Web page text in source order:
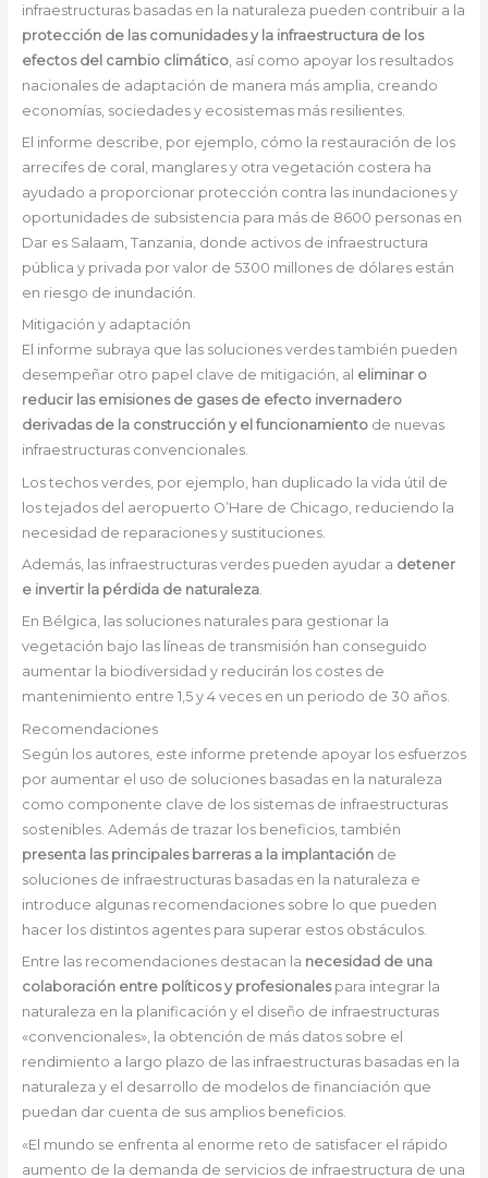
infraestructuras basadas en la naturaleza pueden contribuir a la
protección de las comunidades y la infraestructura de los
efectos del cambio climático, así como apoyar los resultados
nacionales de adaptación de manera más amplia, creando
economías, sociedades y ecosistemas más resilientes.
El informe describe, por ejemplo, cómo la restauración de los
arrecifes de coral, manglares y otra vegetación costera ha
ayudado a proporcionar protección contra las inundaciones y
oportunidades de subsistencia para más de 8600 personas en
Dar es Salaam, Tanzania, donde activos de infraestructura
pública y privada por valor de 5300 millones de dólares están
en riesgo de inundación.
Mitigación y adaptación
El informe subraya que las soluciones verdes también pueden
desempeñar otro papel clave de mitigación, al eliminar o
reducir las emisiones de gases de efecto invernadero
derivadas de la construcción y el funcionamiento de nuevas
infraestructuras convencionales.
Los techos verdes, por ejemplo, han duplicado la vida útil de
los tejados del aeropuerto O’Hare de Chicago, reduciendo la
necesidad de reparaciones y sustituciones.
Además, las infraestructuras verdes pueden ayudar a detener
e invertir la pérdida de naturaleza.
En Bélgica, las soluciones naturales para gestionar la
vegetación bajo las líneas de transmisión han conseguido
aumentar la biodiversidad y reducirán los costes de
mantenimiento entre 1,5 y 4 veces en un periodo de 30 años.
Recomendaciones
Según los autores, este informe pretende apoyar los esfuerzos
por aumentar el uso de soluciones basadas en la naturaleza
como componente clave de los sistemas de infraestructuras
sostenibles. Además de trazar los beneficios, también
presenta las principales barreras a la implantaciónde
soluciones de infraestructuras basadas en la naturaleza e
introduce algunas recomendaciones sobre lo que pueden
hacer los distintos agentes para superar estos obstáculos.
Entre las recomendaciones destacan la necesidad de una
colaboración entre políticos y profesionalespara integrar la
naturaleza en la planificación y el diseño de infraestructuras
«convencionales», la obtención de más datos sobre el
rendimiento a largo plazo de las infraestructuras basadas en la
naturaleza y el desarrollo de modelos de financiación que
puedan dar cuenta de sus amplios beneficios.
«El mundo se enfrenta al enorme reto de satisfacer el rápido
aumento de la demanda de servicios de infraestructura de una